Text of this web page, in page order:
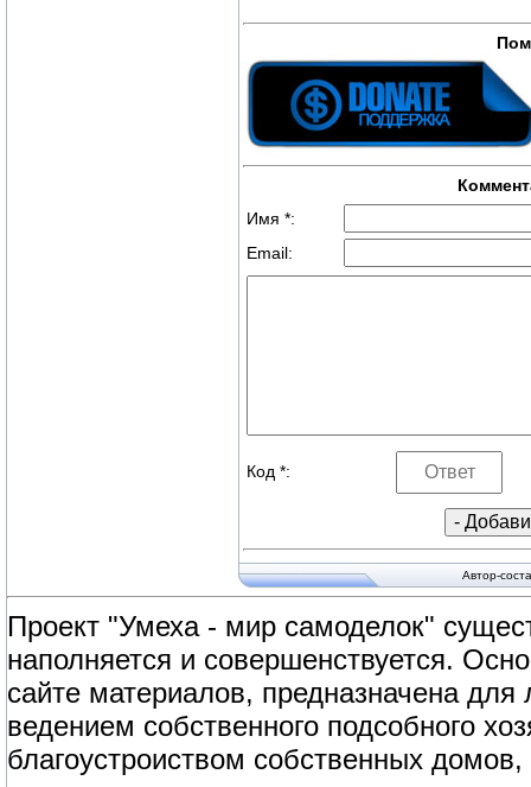
Имя *:
Email:
Код *:
Автор-
Проект "Умеха - мир самоделок"
наполняется и совершенствуется.
сайте материалов, предназначена
ведением собственного подсобного
благоустроиством собственных